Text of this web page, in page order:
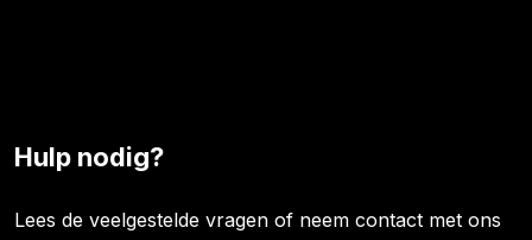
Hulp nodig?
Lees de veelgestelde vragen of neem contact met ons